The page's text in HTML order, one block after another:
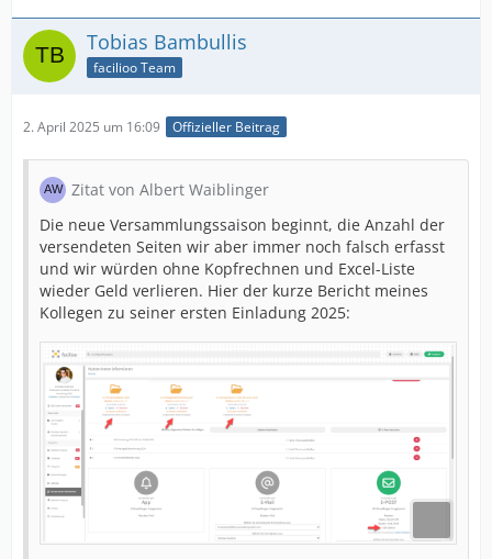
Tobias Bambullis
facilioo Team
2. April 2025 um 16:09 Offizieller Beitrag
Zitat von Albert Waiblinger
Die neue Versammlungssaison beginnt, die Anzahl der
versendeten Seiten wir aber immer noch falsch erfasst
und wir würden ohne Kopfrechnen und Excel-Liste
wieder Geld verlieren. Hier der kurze Bericht meines
Kollegen zu seiner ersten Einladung 2025: